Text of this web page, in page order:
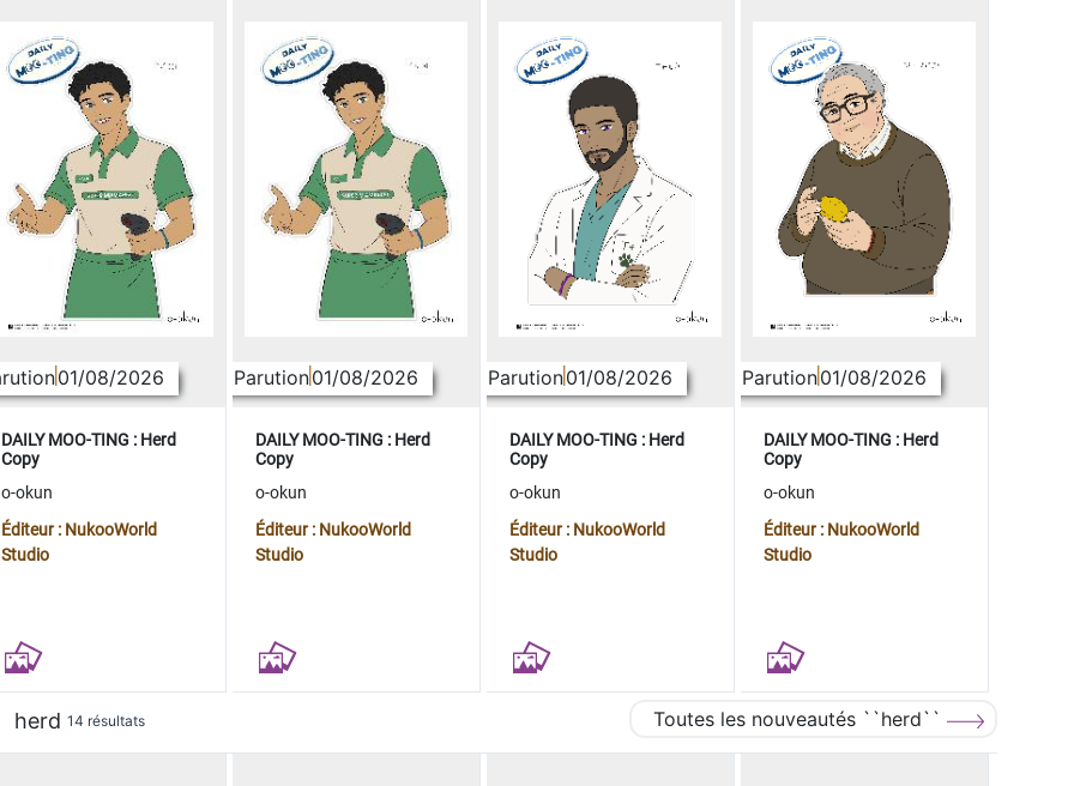
01/08/2026
DAILY MOO-TING : Herd
Copy
o-okun
Éditeur : NukooWorld
Studio
Parution01/08/2026
DAILY MOO-TING : Herd
Copy
o-okun
Éditeur : NukooWorld
Studio
Parution01/08/2026
DAILY MOO-TING : Herd
Copy
o-okun
Éditeur : NukooWorld
Studio
Parution01/08/2026
DAILY MOO-TING : Herd
Copy
o-okun
Éditeur : NukooWorld
Studio
herd 14 résultats Toutes les nouveautés ``herd``